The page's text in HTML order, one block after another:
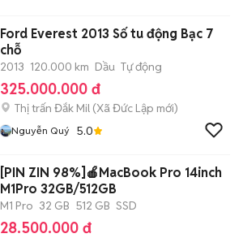
Ford Everest 2013 Số tu động Bạc 7
chỗ
2013 120.000 km Dầu Tự động
325.000.000 đ
Thị trấn Đắk Mil (Xã Đức Lập mới)
Nguyễn Quý 5.0
[PIN ZIN 98%]🍎MacBook Pro 14inch
M1Pro 32GB/512GB
M1 Pro 32 GB 512 GB SSD
28.500.000 đ